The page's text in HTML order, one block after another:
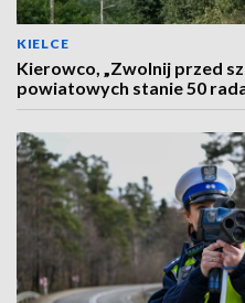
KIELCE
Kierowco, „Zwolnij przed
powiatowych stanie 50